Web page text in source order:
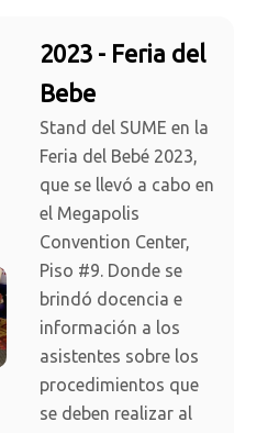
2023 - Feria del
Bebe
Stand del SUME en la
Feria del Bebé 2023,
que se llevó a cabo en
el Megapolis
Convention Center,
Piso #9. Donde se
brindó docencia e
información a los
asistentes sobre los
procedimientos que
se deben realizar al